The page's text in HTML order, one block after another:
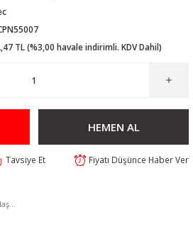
TL (%3,00 havale indirimli. KDV Dahil)
HEMEN AL
Tavsiye Et
Fiyatı Düşünce Haber Ver